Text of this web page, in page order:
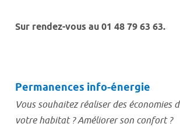
Sur rendez-vous au 01 48 79 63 63.
Permanences info-énergie
Vous souhaitez réaliser des économies
votre habitat ? Améliorer son confort ?